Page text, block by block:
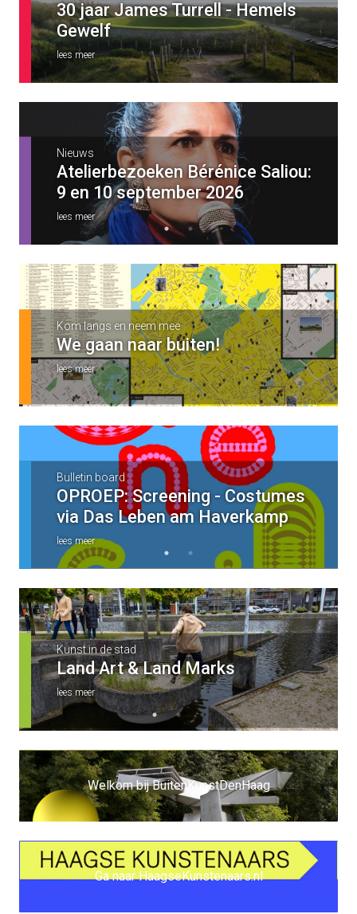
(1)
28 OKT 2026
Workshopreeks: Onderhandelen met
Workshopreeks: Afspraken & risico’s
- Creatief & In Charge Den Haag (3)
11 NOV 2026
voorwaarden - Creatief & In Charge
Den Haag (4)
18 NOV 2026
30 jaar James Turrell - Hemels
Gewelf
lees meer
Nieuws
Atelierbezoeken Bérénice Saliou:
9 en 10 september 2026
lees meer
Nieuws
Stroom Young Talent Award
2026
lees meer
Kom langs en neem mee
We gaan naar buiten!
lees meer
Bulletin board
OPROEP: Screening - Costumes
via Das Leben am Haverkamp
lees meer
Bulletin board
OPROEP: via The Supporting Act
Foundation
lees meer
Kunst in de stad
Land Art & Land Marks
lees meer
Kunst in de stad
De Beeldengalerij
lees meer
Kunst in de stad
Kunst bij scholen
lees meer
Welkom bij BuitenKunstDenHaag
Ga naar HaagseKunstenaars.nl